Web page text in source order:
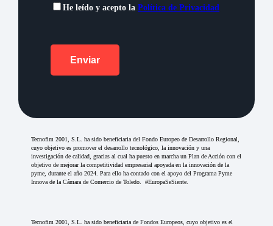
He leído y acepto laPolítica de Privacidad
Tecnofim 2001, S.L. ha sido beneficiaria del Fondo Europeo de Desarrollo Regional,
cuyo objetivo es promover el desarrollo tecnológico, la innovación y una
investigación de calidad, gracias al cual ha puesto en marcha un Plan de Acción con el
objetivo de mejorar la competitividad empresarial apoyada en la innovación de la
pyme, durante el año 2024. Para ello ha contado con el apoyo del Programa Pyme
Innova de la Cámara de Comercio de Toledo. #EuropaSeSiente.
Tecnofim 2001, S.L. ha sido beneficiaria de Fondos Europeos, cuyo objetivo es el